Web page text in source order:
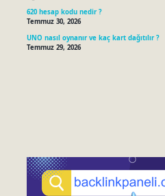
620 hesap kodu nedir ?
Temmuz 30, 2026
UNO nasıl oynanır ve kaç kart dağıtılır ?
Temmuz 29, 2026